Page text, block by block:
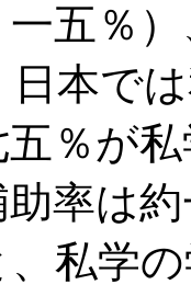
一五％
本で
五％が
率は
私学